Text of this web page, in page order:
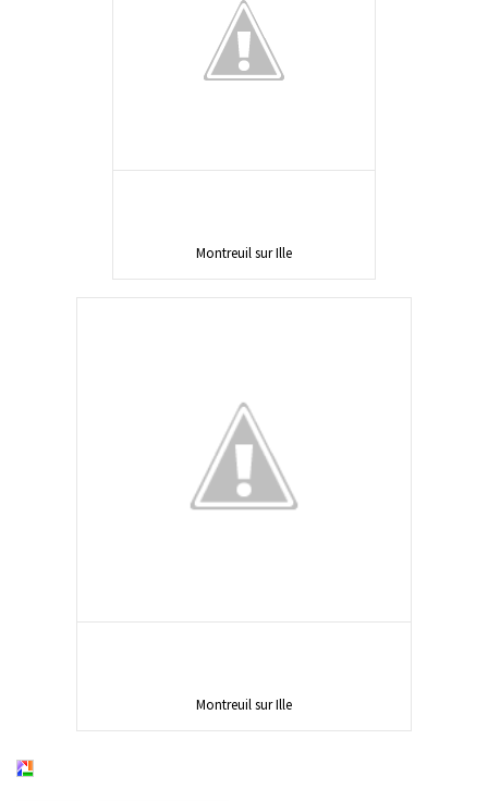
Montreuil sur Ille
Montreuil sur Ille